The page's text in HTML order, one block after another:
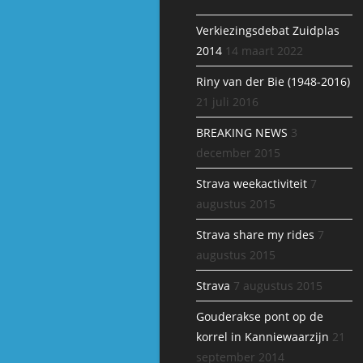
Verkiezingsdebat Zuidplas
2014 14 maart 2022
Riny van der Bie (1948-2016)
21 juli 2016
BREAKING NEWS 3
december 2015
Strava weekactiviteit 7
augustus 2015
Strava share my rides 7
augustus 2015
Strava 7 augustus 2015
Gouderakse pont op de
korrel in Kanniewaarzijn 21
september 2014